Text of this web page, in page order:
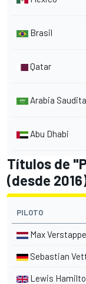
Brasil
Qatar
Arabia Saudita
Abu Dhabi
Títulos de
(desde
PILOTO
Max
Sebastian
Lewis